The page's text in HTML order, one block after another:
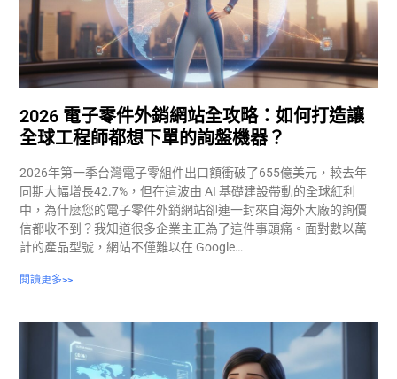
2026 電子零件外銷網站全攻略：如何打造讓
全球工程師都想下單的詢盤機器？
2026年第一季台灣電子零組件出口額衝破了655億美元，較去年
同期大幅增長42.7%，但在這波由 AI 基礎建設帶動的全球紅利
中，為什麼您的電子零件外銷網站卻連一封來自海外大廠的詢價
信都收不到？我知道很多企業主正為了這件事頭痛。面對數以萬
計的產品型號，網站不僅難以在 Google…
閱讀更多>>